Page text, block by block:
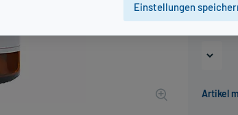
100
Einstellungen